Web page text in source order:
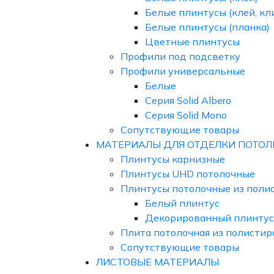
Белые плинтусы (клей,
Белые плинтусы (планка)
Цветные плинтусы
Профили под подсветку
Профили универсальные
Белые
Серия Solid Albero
Серия Solid Mono
Сопутствующие товары
МАТЕРИАЛЫ ДЛЯ ОТДЕЛКИ
Плинтусы карнизные
Плинтусы UHD потолочные
Плинтусы потолочные из
Белый плинтус
Декорированный плинтус
Плита потолочная из
Сопутствующие товары
ЛИСТОВЫЕ МАТЕРИАЛЫ